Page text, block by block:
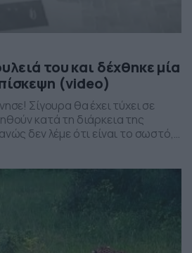
του και δέχθηκε μία
(video)
Σίγουρα θα έχει τύχει σε
κατά τη διάρκεια της
δεν λέμε ότι είναι το σωστό,
που εκείνος ξεκουραζόταν.